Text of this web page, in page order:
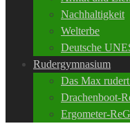
Nachhaltigkeit
Welterbe
Deutsche
Rudergymnasium
Das Max
Drachenboot-
Ergometer-